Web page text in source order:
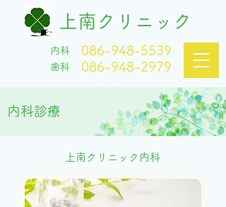
上南クリニック
内科
歯科
086-948-5539
086-948-2979
内科診療
上南クリニック内科